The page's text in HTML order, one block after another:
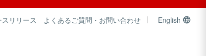
スリリース よくあるご質問・お問い合わせ English